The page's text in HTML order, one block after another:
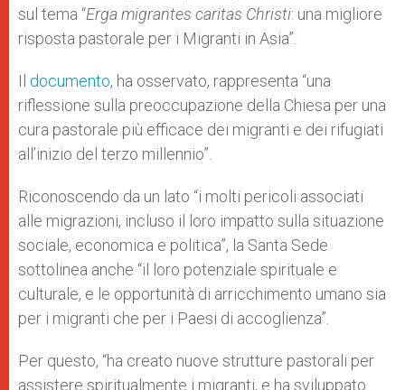
sul tema “Erga migrantes caritas Christi: una migliore
risposta pastorale per i Migranti in Asia”.
Il documento, ha osservato, rappresenta “una
riflessione sulla preoccupazione della Chiesa per una
cura pastorale più efficace dei migranti e dei rifugiati
all’inizio del terzo millennio”.
Riconoscendo da un lato “i molti pericoli associati
alle migrazioni, incluso il loro impatto sulla situazione
sociale, economica e politica”, la Santa Sede
sottolinea anche “il loro potenziale spirituale e
culturale, e le opportunità di arricchimento umano sia
per i migranti che per i Paesi di accoglienza”.
Per questo, “ha creato nuove strutture pastorali per
assistere spiritualmente i migranti, e ha sviluppato